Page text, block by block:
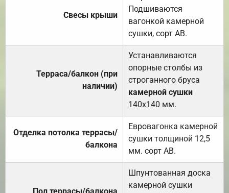
Свесы крыши
Подшиваются
вагонкой камерной
сушки, сорт АВ.
Терраса/балкон (при
наличии)
Устанавливаются
опорные столбы из
строганного бруса
камерной сушки
140х140 мм.
Отделка потолка террасы/
балкона
Евровагонка камерной
сушки толщиной 12,5
мм. сорт АВ.
Шпунтованная доска
камерной сушки